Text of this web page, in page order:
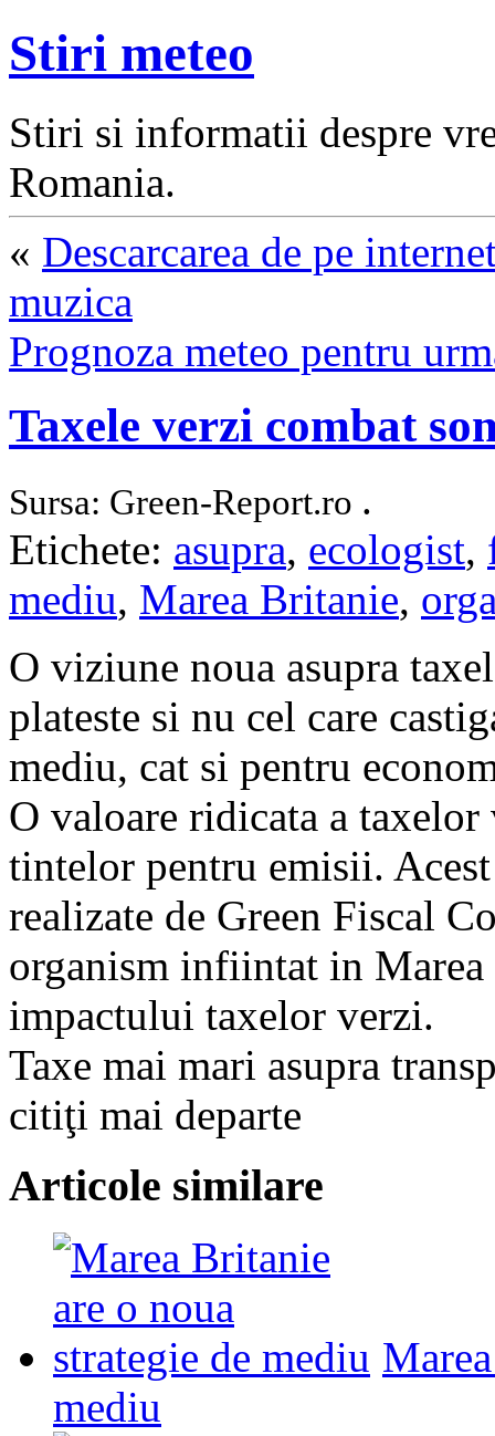
Stiri meteo
Stiri si informatii despre
Romania.
« Descarcarea de pe
muzica
Prognoza meteo pentru
Taxele verzi combat
Sursa: Green-Report.ro .
Etichete: asupra, ecologist,
mediu, Marea Britanie,
O viziune noua asupra
plateste si nu cel care
mediu, cat si pentru
O valoare ridicata a
tintelor pentru emisii.
realizate de Green Fiscal
organism infiintat in
impactului taxelor verzi.
Taxe mai mari asupra
citiţi mai departe
Articole similare
mediu